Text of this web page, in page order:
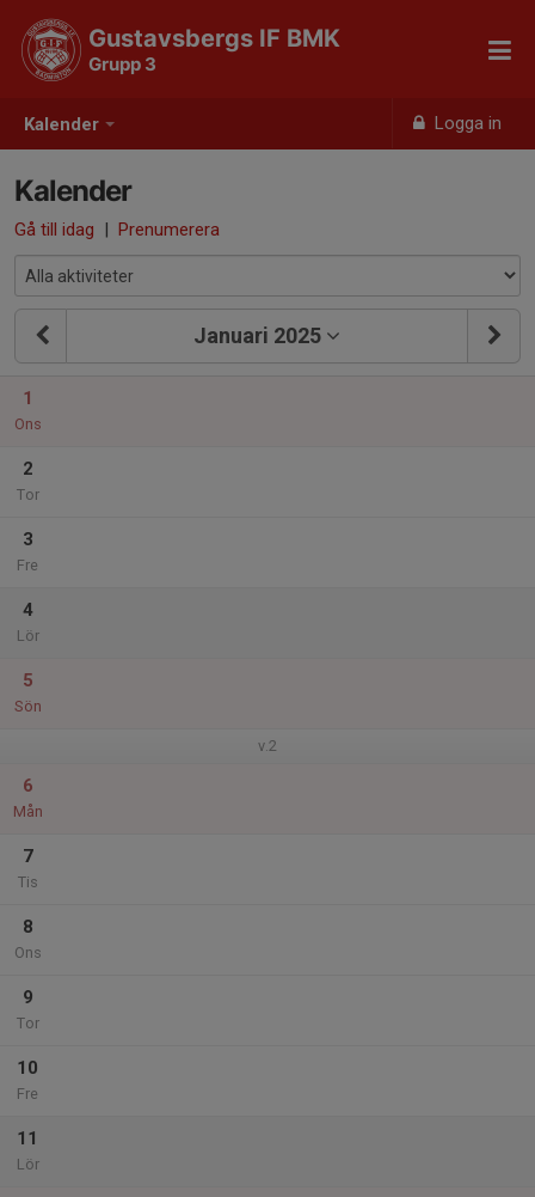
Kalender Logga in
Gustavsbergs IF BMK
Grupp 3
Kalender
Gå till idag | Prenumerera
Januari 2025
1
Ons
2
Tor
3
Fre
4
Lör
5
Sön
v.2
6
Mån
7
Tis
8
Ons
9
Tor
10
Fre
11
Lör